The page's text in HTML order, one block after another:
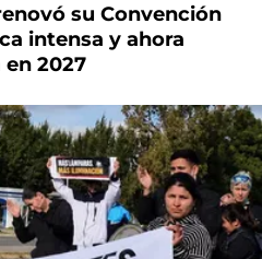
su Convención
intensa y ahora
2027